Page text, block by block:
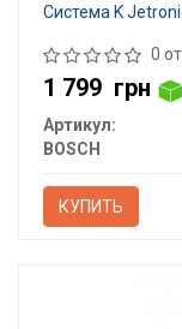
Система K
0
1 799 грн
Артикул:
BOSCH
КУПИТЬ